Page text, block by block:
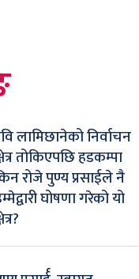
लामिछानेको निर्वाचन
तोकिएपछि हडकम्पा
रोजे पुण्य प्रसाईले नै
घोषणा गरेको यो